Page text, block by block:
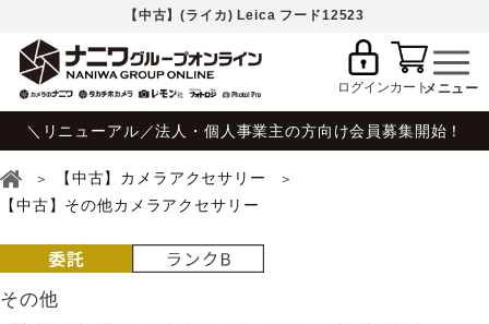
【中古】(ライカ) Leica フード12523
ログインカート
＼リニューアル／法人・個人事業主の方向け会員募集開始！
【中古】カメラアクセサリー
【中古】その他カメラアクセサリー
その他